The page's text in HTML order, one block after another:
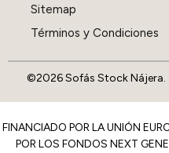
Sitemap
Términos y Condiciones
©2026 Sofás Stock Nájera.
FINANCIADO POR LA UNIÓN
POR LOS FONDOS NEXT